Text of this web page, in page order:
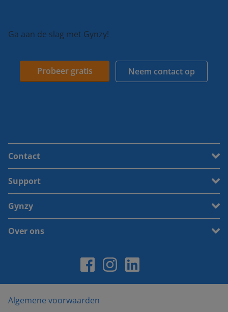
Ga aan de slag met Gynzy!
Probeer gratis Neem contact op
Contact
Support
Gynzy
Over ons
Algemene voorwaarden